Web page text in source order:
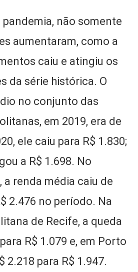
não somente
aumentaram, como a
caiu e atingiu os
da série histórica. O
no conjunto das
em 2019, era de
ele caiu para R$ 1.830;
a R$ 1.698. No
a renda média caiu de
2.476 no período. Na
de Recife, a queda
R$ 1.079 e, em Porto
2.218 para R$ 1.947.